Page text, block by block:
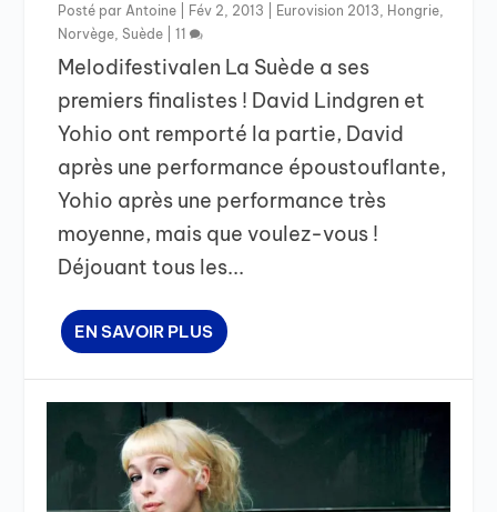
Posté par Antoine Fév 2, 2013 Eurovision 2013 Hongrie
Norvège ,Suède |11
Melodifestivalen La Suède a ses
premiers finalistes ! David Lindgren et
Yohio ont remporté la partie, David
après une performance époustouflante,
Yohio après une performance très
moyenne, mais que voulez-vous !
Déjouant tous les...
EN SAVOIR PLUS